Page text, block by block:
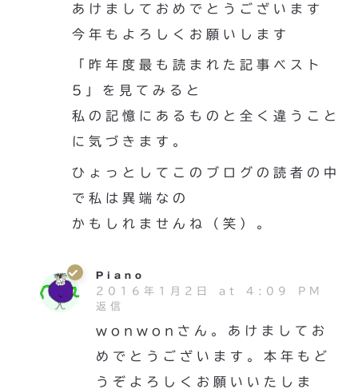
あけましておめでとうございます
今年もよろしくお願いします
「昨年度最も読まれた記事ベスト
5」を見てみると
私の記憶にあるものと全く違うこと
に気づきます。
ひょっとしてこのブログの読者の中
で私は異端なの
かもしれませんね（笑）。
Piano
2016年1月2日 at 4:09 PM
返信
wonwonさん。あけましてお
めでとうございます。本年もど
うぞよろしくお願いいたしま